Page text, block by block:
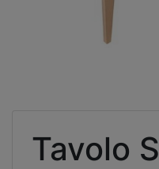
Tavolo